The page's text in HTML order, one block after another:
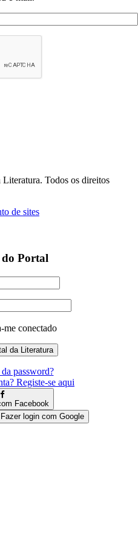
Todos os direitos
Portal
me conectado
password?
Registe-se aqui
Facebook
Fazer login com Google